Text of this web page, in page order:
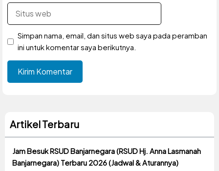
Situs
web
Simpan nama, email, dan situs web saya pada peramban
ini untuk komentar saya berikutnya.
Artikel Terbaru
Jam Besuk RSUD Banjarnegara (RSUD Hj. Anna Lasmanah
Banjarnegara) Terbaru 2026 (Jadwal & Aturannya)